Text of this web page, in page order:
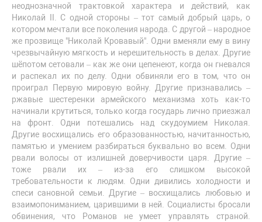
неоднозначной трактовкой характера и действий, как
Николай II. С одной стороны – тот самый добрый царь, о
котором мечтали все поколения народа. С другой – народное
же прозвище "Николай Кровавый". Одни вменяли ему в вину
чрезвычайную мягкость и нерешительность в делах. Другие
шёпотом сетовали – как же они цепенеют, когда он гневался
и распекал их по делу. Одни обвиняли его в том, что он
проиграл Первую мировую войну. Другие признавались –
ржавые шестеренки армейского механизма хоть как-то
начинали крутиться, только когда государь лично приезжал
на фронт. Одни потешались над скудоумием Николая.
Другие восхищались его образованностью, начитанностью,
памятью и умением разбираться буквально во всем. Одни
рвали волосы от излишней доверчивости царя. Другие –
тоже рвали их – из-за его слишком высокой
требовательности к людям. Одни дивились холодности и
спеси сановной семьи. Другие – восхищались любовью и
взаимопониманием, царившими в ней. Социалисты бросали
обвинения, что Романов не умеет управлять страной.